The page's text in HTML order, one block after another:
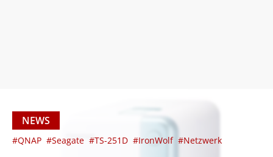
NEWS
#QNAP #Seagate #TS-251D #IronWolf #Netzwerk